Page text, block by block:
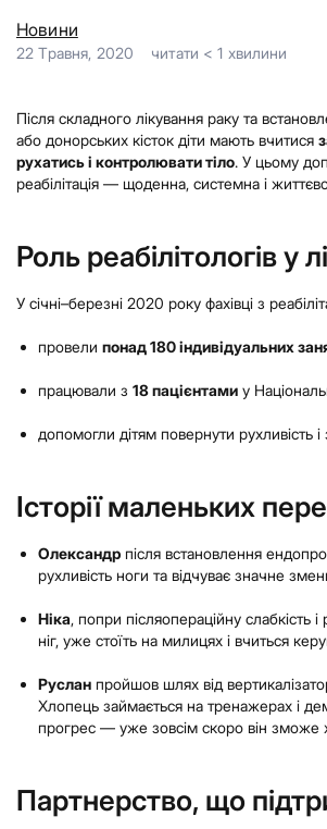
Новини
22 Травня, 2020 читати < 1 хвилини
Після складного лікування раку та
або донорських кісток діти мають вчитися
рухатись і контролювати тіло. У цьому
реабілітація — щоденна, системна і
Роль реабілітологів у
У січні–березні 2020 року фахівці з
провели понад 180 індивідуальних
працювали з 18 пацієнтами у
допомогли дітям повернути рухливість
Історії маленьких
Олександр після встановлення
рухливість ноги та відчуває значне
Ніка, попри післяопераційну слабкість
ніг, уже стоїть на милицях і вчиться
Руслан пройшов шлях від
Хлопець займається на тренажерах і
прогрес — уже зовсім скоро він зможе
Партнерство, що